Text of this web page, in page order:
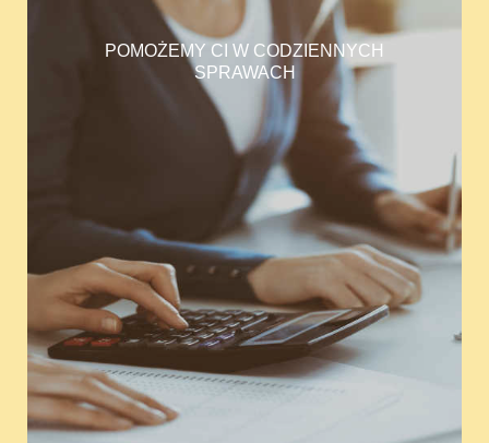
POMOŻEMY CI W CODZIENNYCH
SPRAWACH